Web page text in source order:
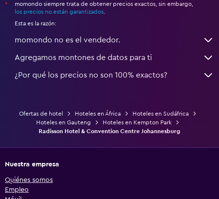
*
momondo siempre trata de obtener precios exactos, sin embargo,
los precios no están garantizados
Esta es la razón:
momondo no es el vendedor.
Agregamos montones de datos para ti
¿Por qué los precios no son 100% exactos?
Ofertas de hotel Hoteles en África
Hoteles en Sudáfrica
Hoteles en Gauteng
Hoteles en Kempton Park
Radisson Hotel & Convention Centre Johannesburg
Nuestra empresa
Quiénes somos
Empleo